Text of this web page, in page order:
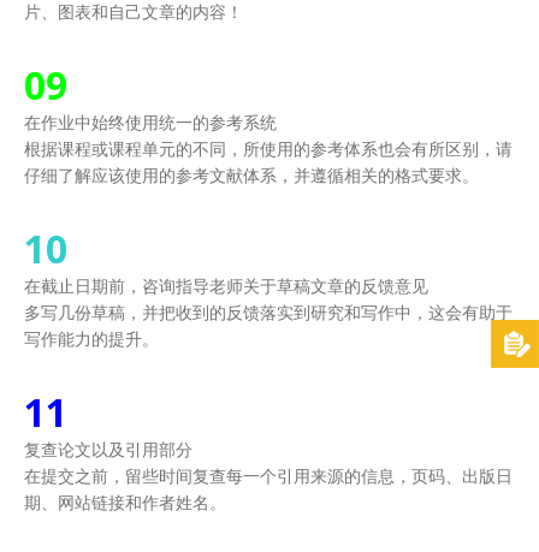
片、图表和自己文章的内容！
09
在作业中始终使用统一的参考系统
根据课程或课程单元的不同，所使用的参考体系也会有所区别，请
仔细了解应该使用的参考文献体系，并遵循相关的格式要求。
10
在截止日期前，咨询指导老师关于草稿文章的反馈意见
多写几份草稿，并把收到的反馈落实到研究和写作中，这会有助于
写作能力的提升。
11
复查论文以及引用部分
在提交之前，留些时间复查每一个引用来源的信息，页码、出版日
期、网站链接和作者姓名。